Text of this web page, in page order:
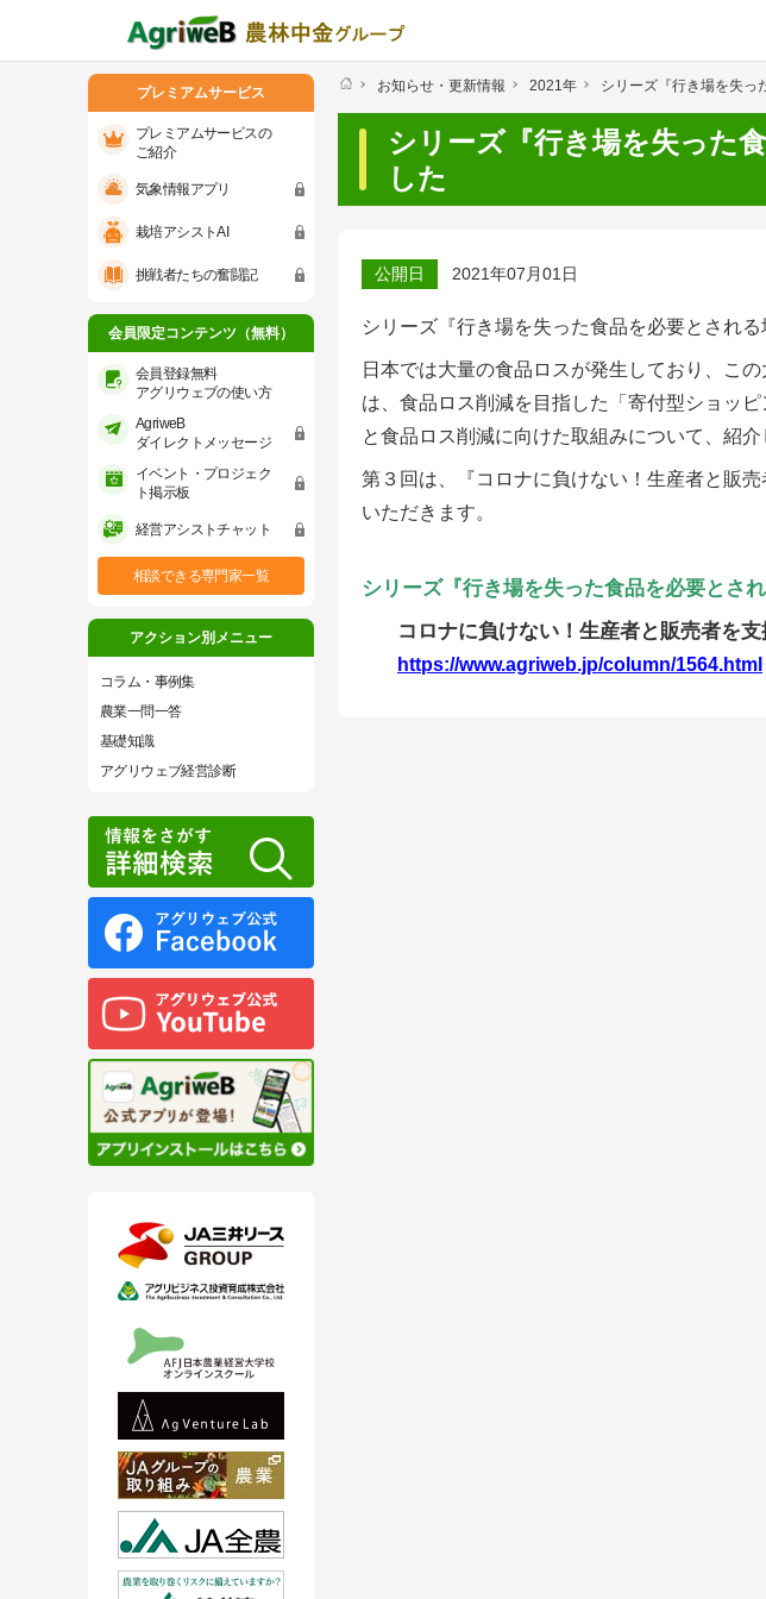
プレミ
プレミアムサービスのご紹介
会員限定コンテンツ（無料）
会員登録無料 アグリウェブの使い方
AgriweBダイレクトメッセージ
イベント・プロジェクト掲示板
経営アシストチャット
農業一問一答
基礎知識
アグリウェブ経営診断
お知らせ・更新情報 2021年 シリーズ『行き場を失っ
シリーズ『行き場を失った
した
公開日 2021年07月01日
シリーズ『行き場を失った食品を必要とされる
日本では大量の食品ロスが発生しており、この
は、食品ロス削減を目指した「寄付型ショッ
と食品ロス削減に向けた取組みについて、紹介
第３回は、『コロナに負けない！生産者と販
いただきます。
シリーズ『行き場を失った食品を必要とさ
コロナに負けない！生産者と販売者を支
https://www.agriweb.jp/column/1564.html
プレミアムサービス
プレミアムサービスの
ご紹介
気象情報アプリ
栽培アシストAI
挑戦者たちの奮闘記
会員限定コンテンツ（無料）
会員登録無料
アグリウェブの使い方
AgriweB
ダイレクトメッセージ
イベント・プロジェク
ト掲示板
経営アシストチャット
相談できる専門家一覧
アクション別メニュー
コラム・事例集
農業一問一答
基礎知識
アグリウェブ経営診断